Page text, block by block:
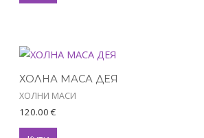
ХОЛНА МАСА ДЕЯ
ХОЛНИ МАСИ
120.00 €